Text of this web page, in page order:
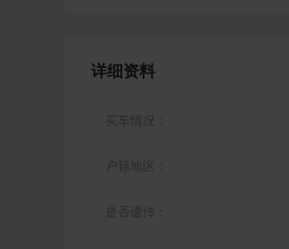
详细资料
买车情况：
户籍地区：
是否遗传：